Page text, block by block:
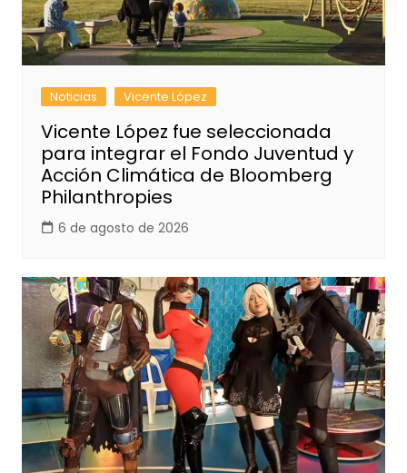
Noticias Vicente López
Vicente López fue seleccionada
para integrar el Fondo Juventud y
Acción Climática de Bloomberg
Philanthropies
6 de agosto de 2026